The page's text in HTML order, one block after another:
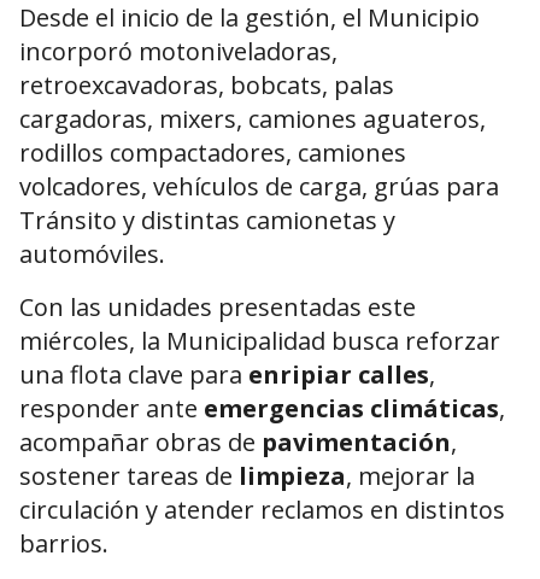
Desde el inicio de la gestión, el Municipio
incorporó motoniveladoras,
retroexcavadoras, bobcats, palas
cargadoras, mixers, camiones aguateros,
rodillos compactadores, camiones
volcadores, vehículos de carga, grúas para
Tránsito y distintas camionetas y
automóviles.
Con las unidades presentadas este
miércoles, la Municipalidad busca reforzar
una flota clave para enripiar calles,
responder ante emergencias climáticas,
acompañar obras de pavimentación,
sostener tareas de limpieza, mejorar la
circulación y atender reclamos en distintos
barrios.